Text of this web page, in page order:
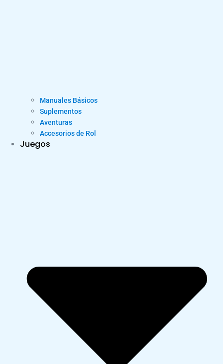
Manuales Básicos
Suplementos
Aventuras
Accesorios de Rol
Juegos